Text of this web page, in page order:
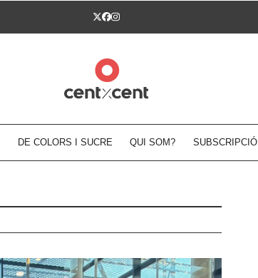
Twitter
Facebook
Instagram
DE COLORS I SUCRE QUI SOM? SUBSCRIPCIÓ